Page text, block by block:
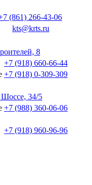
(861) 266-43-06
kts@krts.ru
8
+7 (918) 660-66-44
+7 (918) 0-309-309
Шоссе, 34/5
+7 (988) 360-06-06
+7 (918) 960-96-96